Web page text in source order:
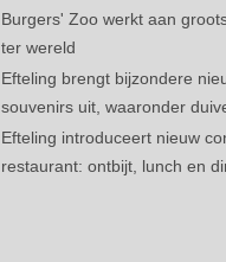
Burgers' Zoo werkt aan
ter wereld
Efteling brengt bijzondere
souvenirs uit, waaronder
Efteling introduceert nieuw
restaurant: ontbijt, lunch en